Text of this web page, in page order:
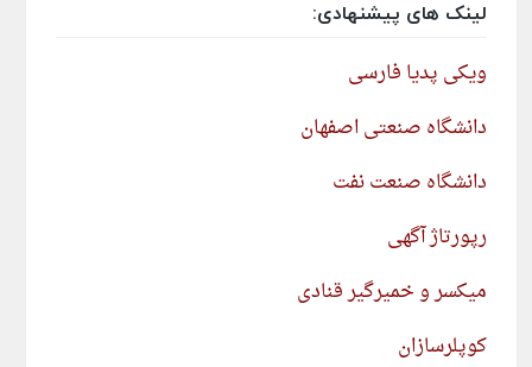
لینک های پیشنهادی:
ویکی پدیا فارسی
دانشگاه صنعتی اصفهان
دانشگاه صنعت نفت
رپورتاژ آگهی
میکسر و خمیرگیر قنادی
کوپلرسازان